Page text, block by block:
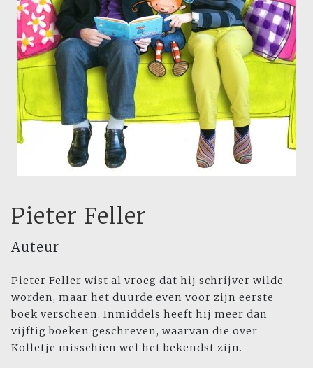
Pieter Feller
Auteur
Pieter Feller wist al vroeg dat hij schrijver wilde
worden, maar het duurde even voor zijn eerste
boek verscheen. Inmiddels heeft hij meer dan
vijftig boeken geschreven, waarvan die over
Kolletje misschien wel het bekendst zijn.